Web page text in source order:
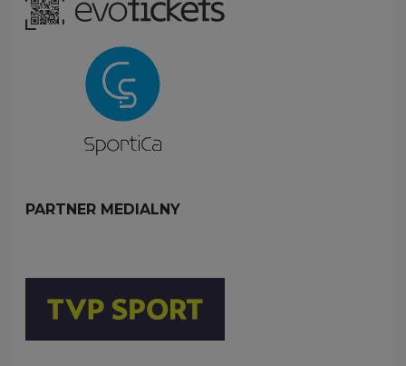
PARTNER MEDIALNY